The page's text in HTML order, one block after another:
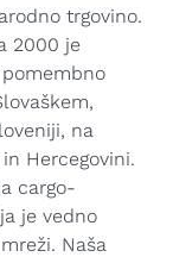
trgovino.
2000 je
na
Hercegovini.
cargo-
je vedno
Naša